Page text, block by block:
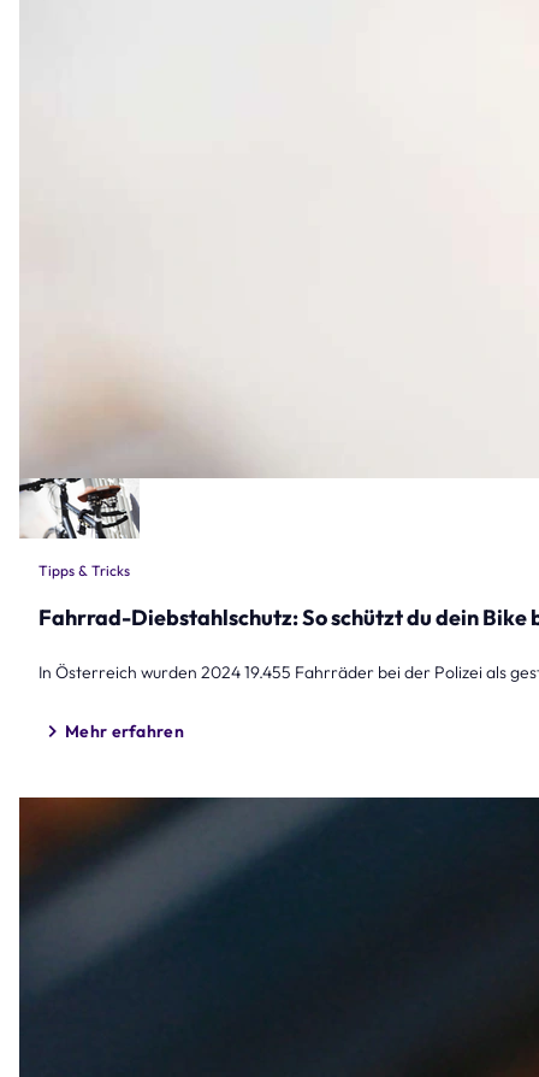
Tipps & Tricks
Fahrrad-Diebstahlschutz: So schützt du dein Bike
In Österreich wurden 2024 19.455 Fahrräder bei der Polizei als
Mehr erfahren